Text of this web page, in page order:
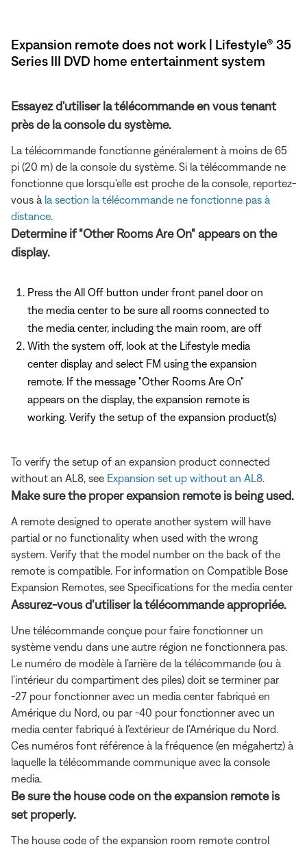
Expansion remote does not work | Lifestyle® 35
Series III DVD home entertainment system
Essayez d'utiliser la télécommande en vous tenant
près de la console du système.
La télécommande fonctionne généralement à moins de 65
pi (20 m) de la console du système. Si la télécommande ne
fonctionne que lorsqu'elle est proche de la console, reportez-
vous à la section la télécommande ne fonctionne pas à
distance
Determine if "Other Rooms Are On" appears on the
display.
Press the All Off button under front panel door on
the media center to be sure all rooms connected to
the media center, including the main room, are off
With the system off, look at the Lifestyle media
center display and select FM using the expansion
remote. If the message "Other Rooms Are On"
appears on the display, the expansion remote is
working. Verify the setup of the expansion product(s)
To verify the setup of an expansion product connected
without an AL8, see Expansion set up without an AL8
Make sure the proper expansion remote is being used.
A remote designed to operate another system will have
partial or no functionality when used with the wrong
system. Verify that the model number on the back of the
remote is compatible. For information on Compatible Bose
Expansion Remotes, see Specifications for the media center
Assurez-vous d’utiliser la télécommande appropriée.
Une télécommande conçue pour faire fonctionner un
système vendu dans une autre région ne fonctionnera pas.
Le numéro de modèle à l’arrière de la télécommande (ou à
l’intérieur du compartiment des piles) doit se terminer par
-27 pour fonctionner avec un media center fabriqué en
Amérique du Nord, ou par -40 pour fonctionner avec un
media center fabriqué à l’extérieur de l’Amérique du Nord.
Ces numéros font référence à la fréquence (en mégahertz) à
laquelle la télécommande communique avec la console
media.
Be sure the house code on the expansion remote is
set properly.
The house code of the expansion room remote control